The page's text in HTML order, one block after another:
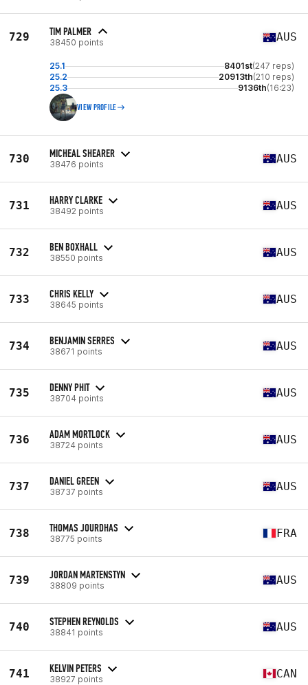
729 TIM PALMER
38450 points AUS
25.1 8401st(247 reps)
25.2
20913th(210 reps)
25.3
9136th(16:23)
VIEW PROFILE
730 MICHEAL SHEARER
38476 points AUS
731 HARRY CLARKE
38492 points AUS
732 BEN BOXHALL
38550 points AUS
733 CHRIS KELLY
38645 points AUS
734 BENJAMIN SERRES
38671 points AUS
735 DENNY PHIT
38704 points AUS
736 ADAM MORTLOCK
38724 points AUS
737 DANIEL GREEN
38737 points AUS
738 THOMAS JOURDHAS
38775 points FRA
739 JORDAN MARTENSTYN
38809 points AUS
740 STEPHEN REYNOLDS
38841 points AUS
741 KELVIN PETERS
38927 points CAN